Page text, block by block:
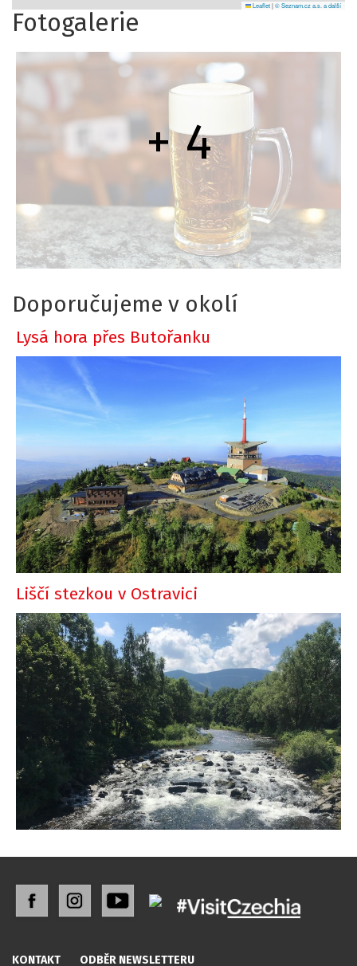
Leaflet|© Seznam.cz a.s. a další
Fotogalerie
+ 4
Doporučujeme v okolí
Lysá hora přes Butořanku
Liščí stezkou v Ostravici
KONTAKT ODBĚR NEWSLETTERU